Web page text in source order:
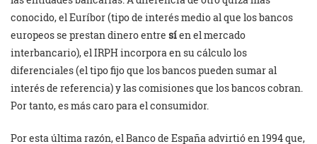
conocido, el Euríbor (tipo de interés medio al que los bancos
europeos se prestan dinero entre síen el mercado
interbancario), el IRPH incorpora en su cálculo los
diferenciales (el tipo fijo que los bancos pueden sumar al
interés de referencia) y las comisiones que los bancos cobran.
Por tanto, es más caro para el consumidor.
Por esta última razón, el Banco de España advirtió en 1994 que,